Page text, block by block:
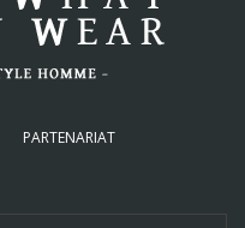
PARTENARIAT